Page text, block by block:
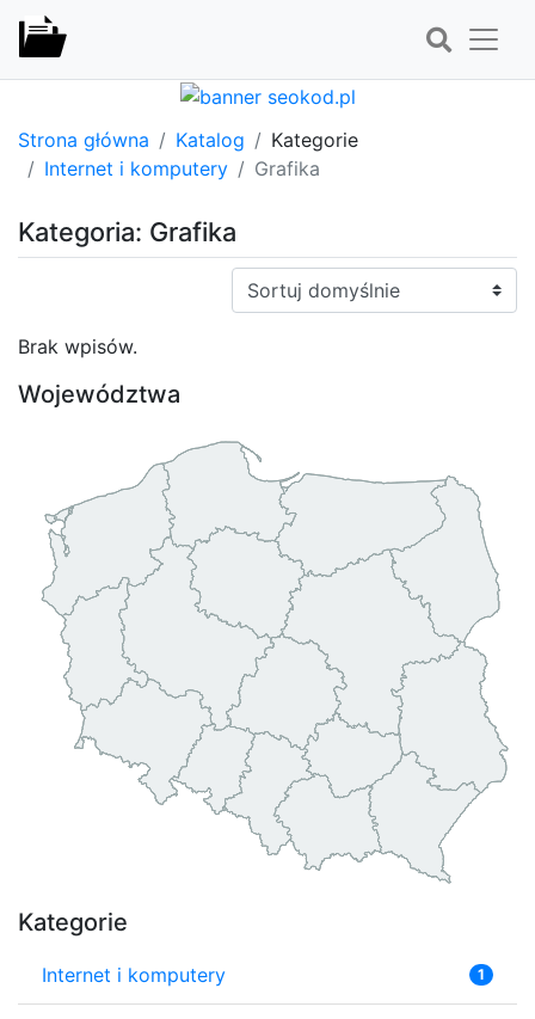
Strona główna Katalog
Kategorie
Internet i komputery
Grafika
Kategoria: Grafika
Sortuj:
Brak wpisów.
Województwa
Kategorie
Internet i komputery 1